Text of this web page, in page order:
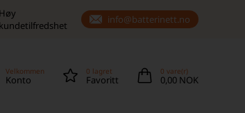
Høy
kundetilfredshet
info@batterinett.no
Velkommen
Konto
0 lagret
Favoritt
0 vare(r)
0,00 NOK